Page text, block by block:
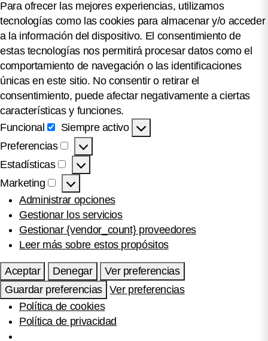
Para ofrecer las mejores experiencias, utilizamos
tecnologías como las cookies para almacenar y/o acceder
a la información del dispositivo. El consentimiento de
estas tecnologías nos permitirá procesar datos como el
comportamiento de navegación o las identificaciones
únicas en este sitio. No consentir o retirar el
consentimiento, puede afectar negativamente a ciertas
características y funciones.
Funcional
Funcional
Siempre activo
Preferencias
Preferencias
Estadísticas
Estadísticas
Marketing
Marketing
Administrar opciones
Gestionar los servicios
Gestionar {vendor_count} proveedores
Leer más sobre estos propósitos
Aceptar Denegar
Ver preferencias
Guardar preferencias
Ver preferencias
Política de cookies
Política de privacidad